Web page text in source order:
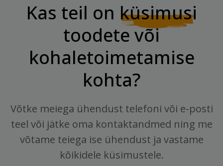
Kas teil on küsimusi
toodete või
kohaletoimetamise
kohta?
Võtke meiega ühendust telefoni või e-posti
teel või jätke oma kontaktandmed ning me
võtame teiega ise ühendust ja vastame
kõikidele küsimustele.